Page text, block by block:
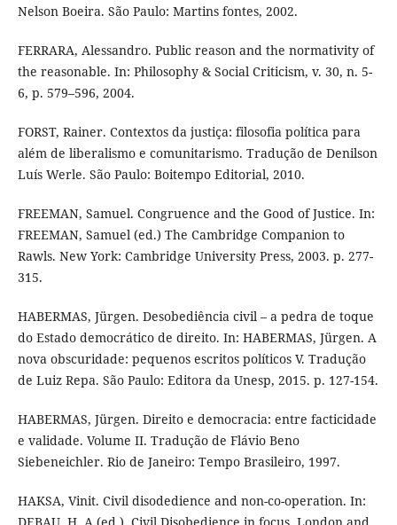
Nelson Boeira. São Paulo: Martins fontes, 2002.
FERRARA, Alessandro. Public reason and the normativity of
the reasonable. In: Philosophy & Social Criticism, v. 30, n. 5-
6, p. 579–596, 2004.
FORST, Rainer. Contextos da justiça: filosofia política para
além de liberalismo e comunitarismo. Tradução de Denilson
Luís Werle. São Paulo: Boitempo Editorial, 2010.
FREEMAN, Samuel. Congruence and the Good of Justice. In:
FREEMAN, Samuel (ed.) The Cambridge Companion to
Rawls. New York: Cambridge University Press, 2003. p. 277-
315.
HABERMAS, Jürgen. Desobediência civil – a pedra de toque
do Estado democrático de direito. In: HABERMAS, Jürgen. A
nova obscuridade: pequenos escritos políticos V. Tradução
de Luiz Repa. São Paulo: Editora da Unesp, 2015. p. 127-154.
HABERMAS, Jürgen. Direito e democracia: entre facticidade
e validade. Volume II. Tradução de Flávio Beno
Siebeneichler. Rio de Janeiro: Tempo Brasileiro, 1997.
HAKSA, Vinit. Civil disodedience and non-co-operation. In: